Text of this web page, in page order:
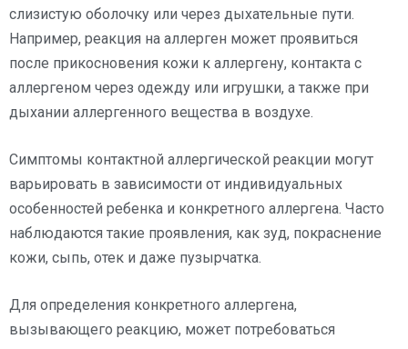
слизистую оболочку или через дыхательные пути.
Например, реакция на аллерген может проявиться
после прикосновения кожи к аллергену, контакта с
аллергеном через одежду или игрушки, а также при
дыхании аллергенного вещества в воздухе.
Симптомы контактной аллергической реакции могут
варьировать в зависимости от индивидуальных
особенностей ребенка и конкретного аллергена. Часто
наблюдаются такие проявления, как зуд, покраснение
кожи, сыпь, отек и даже пузырчатка.
Для определения конкретного аллергена,
вызывающего реакцию, может потребоваться